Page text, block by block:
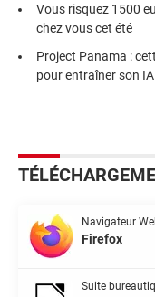
Vous risquez 1500
chez vous cet été
Project Panama :
pour entraîner son IA
Navigateur
Firefox
Suite